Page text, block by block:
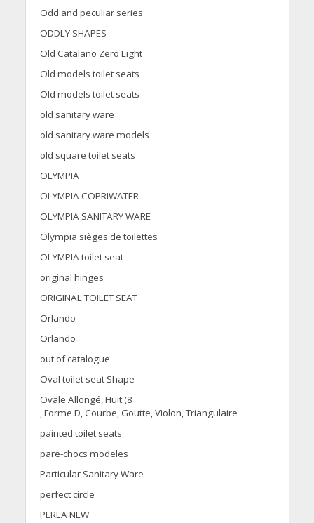
Odd and peculiar series
ODDLY SHAPES
Old Catalano Zero Light
Old models toilet seats
Old models toilet seats
old sanitary ware
old sanitary ware models
old square toilet seats
OLYMPIA
OLYMPIA COPRIWATER
OLYMPIA SANITARY WARE
Olympia sièges de toilettes
OLYMPIA toilet seat
original hinges
ORIGINAL TOILET SEAT
Orlando
Orlando
out of catalogue
Oval toilet seat Shape
Ovale Allongé, Huit (8
, Forme D, Courbe, Goutte, Violon, Triangulaire
painted toilet seats
pare-chocs modeles
Particular Sanitary Ware
perfect circle
PERLA NEW